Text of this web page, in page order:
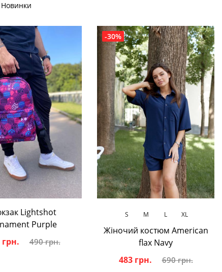
Новинки
В кошик
Lightshot
Purple
грн.
490 грн.
-30%
S M L XL
Жіночий костюм American
flax Navy
483 грн.
690 грн.